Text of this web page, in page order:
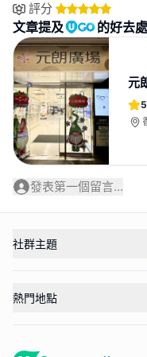
評分
文章提及 的好去處
元
5
發表第一個留言...
社群主題
熱門地點